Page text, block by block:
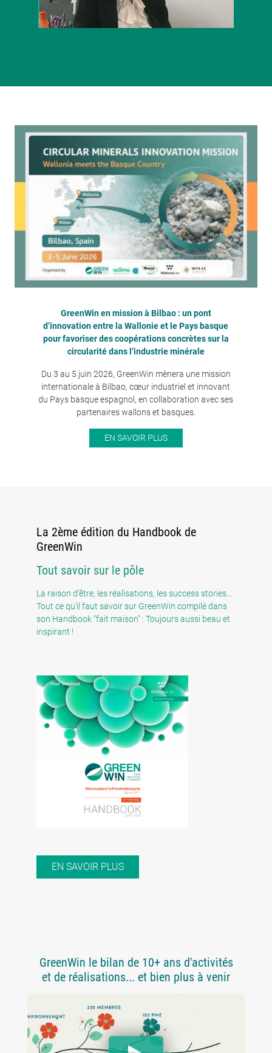
GreenWin en mission à Bilbao : un pont
d’innovation entre la Wallonie et le Pays basque
pour favoriser des coopérations concrètes sur la
circularité dans l’industrie minérale
Du 3 au 5 juin 2026, GreenWin mènera une mission
internationale à Bilbao, cœur industriel et innovant
du Pays basque espagnol, en collaboration avec ses
partenaires wallons et basques.
EN SAVOIR PLUS
La 2ème édition du Handbook de
GreenWin
Tout savoir sur le pôle
La raison d'être, les réalisations, les success stories...
Tout ce qu'il faut savoir sur GreenWin compilé dans
son Handbook "fait maison" : Toujours aussi beau et
inspirant !
EN SAVOIR PLUS
GreenWin le bilan de 10+ ans d'activités
et de réalisations... et bien plus à venir